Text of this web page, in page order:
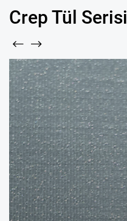
Crep Tül Serisi